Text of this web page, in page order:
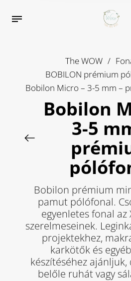
The WOW /
BOBILON prémium
Bobilon Micro – 3-5 mm –
Bobilon
3-5
Bobilon prémium
pamut pólófonal.
egyenletes fonal az
szerelmeseinek.
projektekhez,
karkötők és
készítéséhez
belőle ruhát vagy